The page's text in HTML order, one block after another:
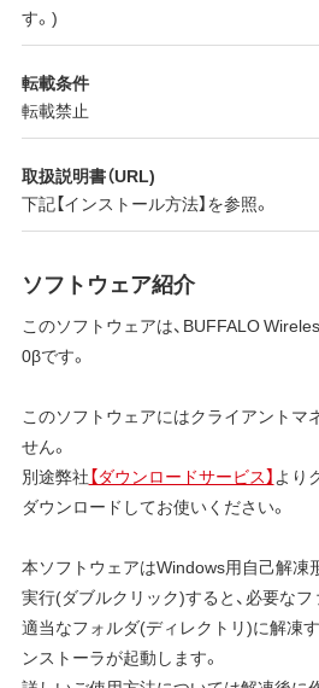
す。)
転載条件
転載禁止
取扱説明書（URL)
下記【インストール方法】を参照。
ソフトウェア紹介
このソフトウェアは、BUFFALO
0βです。
このソフトウェアにはクライアントマ
せん。
別途弊社【ダウンロードサービス】 より
ダウンロードしてお使いください。
本ソフトウェアはWindows用自己解凍
実行(ダブルクリック)すると、必要なフ
適当なフォルダ(ディレクトリ)に解凍
ンストーラが起動します。